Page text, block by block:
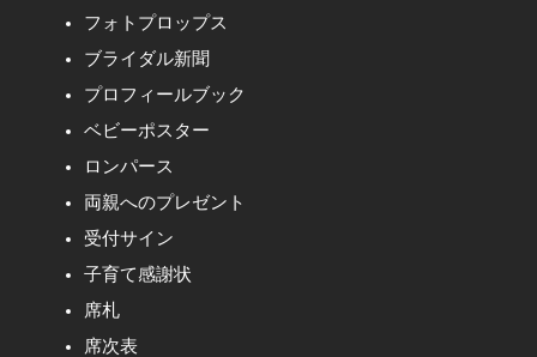
フォトプロップス
ブライダル新聞
プロフィールブック
ベビーポスター
ロンパース
両親へのプレゼント
受付サイン
子育て感謝状
席札
席次表